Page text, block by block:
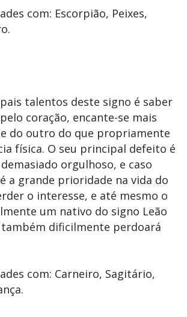
com: Escorpião, Peixes,
talentos deste signo é saber
coração, encante-se mais
do outro do que propriamente
física. O seu principal defeito é
orgulhoso, e caso
a grande prioridade na vida do
o interesse, e até mesmo o
um nativo do signo Leão
dificilmente perdoará
com: Carneiro, Sagitário,